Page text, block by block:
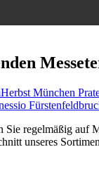
München
regelmäßig auf
unseres